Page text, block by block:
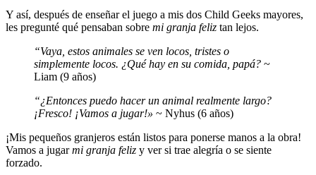
Y así, después de enseñar el juego a mis dos Child Geeks mayores,
les pregunté qué pensaban sobre mi granja feliz tan lejos.
“Vaya, estos animales se ven locos, tristes o
simplemente locos. ¿Qué hay en su comida, papá? ~
Liam (9 años)
“¿Entonces puedo hacer un animal realmente largo?
¡Fresco! ¡Vamos a jugar!» ~ Nyhus (6 años)
¡Mis pequeños granjeros están listos para ponerse manos a la obra!
Vamos a jugarmi granja feliz y ver si trae alegría o se siente
forzado.